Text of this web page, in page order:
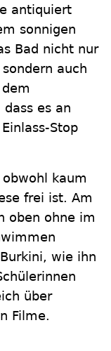
antiquiert
sonnigen
Bad nicht nur
auch
dass es an
Stop
kaum
frei ist. Am
oben ohne im
wie ihn
über
Filme.